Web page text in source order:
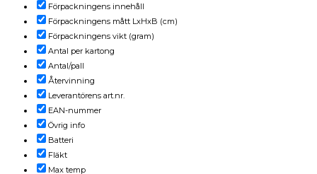
Förpackningens innehåll
Förpackningens mått LxHxB (cm)
Förpackningens vikt (gram)
Antal per kartong
Antal/pall
Återvinning
Leverantörens art.nr.
EAN-nummer
Övrig info
Batteri
Fläkt
Max temp